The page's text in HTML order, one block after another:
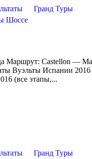
Гранд Туры
Шоссе
Маршрут: Castellon —
Вуэльты Испании
(все этапы,...
Гранд Туры